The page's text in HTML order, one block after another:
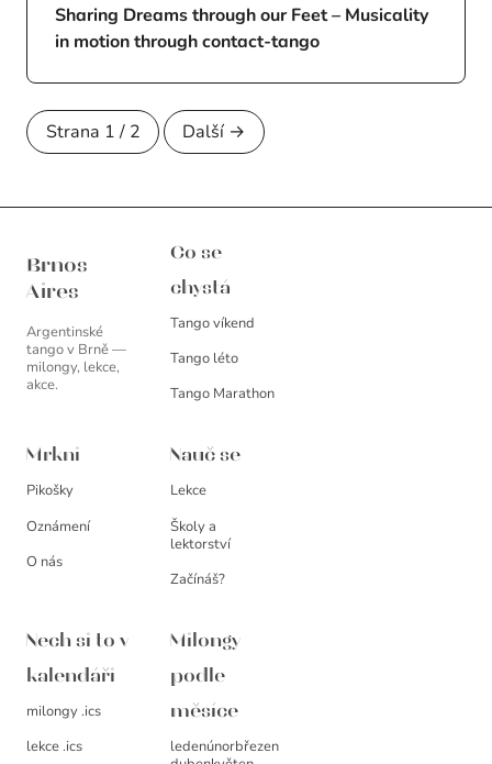
Sharing Dreams through our Feet – Musicality
in motion through contact-tango
Strana 1 / 2 Další →
Brnos
Aires
Argentinské
tango v Brně —
milongy, lekce,
akce.
Co se
chystá
Tango víkend
Tango léto
Tango Marathon
Mrkni
Pikošky
Oznámení
O nás
Nauč se
Lekce
Školy a
lektorství
Začínáš?
Nech si to v
kalendáři
milongy .ics
lekce .ics
Milongy
podle
měsíce
ledenúnorbřezen